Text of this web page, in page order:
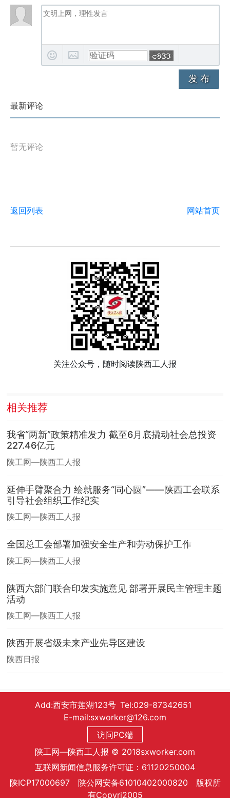
发 布
最新评论
暂无评论
返回列表 网站首页
关注公众号，随时阅读陕西工人报
相关推荐
我省“两新”政策精准发力 截至6月底撬动社会总投资
227.46亿元
陕工网—陕西工人报
延伸手臂聚合力 绘就服务“同心圆”——陕西工会联系
引导社会组织工作纪实
陕工网—陕西工人报
全国总工会部署加强安全生产和劳动保护工作
陕工网—陕西工人报
陕西六部门联合印发实施意见 部署开展民主管理主题
活动
陕工网—陕西工人报
陕西开展省级未来产业先导区建设
陕西日报
Add:西安市莲湖123号 Tel:029-87342651
E-mail:sxworker@126.com
访问PC端
陕工网—陕西工人报 © 2018sxworker.com
互联网新闻信息服务许可证：61120250004
陕ICP17000697 陕公网安备61010402000820 版权所
有Copyri2005